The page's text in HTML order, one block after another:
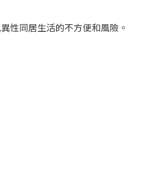
性同居生活的不方便和風險。